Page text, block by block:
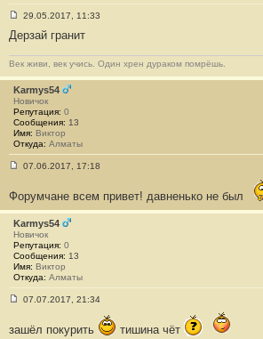
о
о
б
щ
е
н
и
е
#
1
3
0
6
29.05.2017, 11:33
Дерзай гранит
Век живи, век учись. Один хрен дураком помрёшь.
Karmys54
Новичок
Репутация: 0
Сообщения: 13
Имя: Виктор
Откуда: Алматы
о
щ
е
н
и
е
#
1
0
07.06.2017, 17:18
Форумчане всем привет! давненько не был
Karmys54
Новичок
Репутация: 0
Сообщения: 13
Имя: Виктор
Откуда: Алматы
о
07.07.2017, 21:34
зашёл покурить тишина чёт